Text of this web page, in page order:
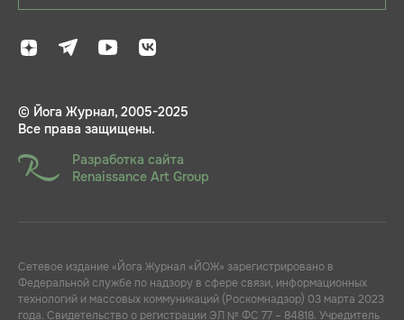
© Йога Журнал, 2005-2025
Все права защищены.
Разработка сайта
Renaissance Art Group
Сетевое издание «Йога Журнал «ЙОЖ» зарегистрировано в
Федеральной службе по надзору в сфере связи, информационных
технологий и массовых коммуникаций (Роскомнадзор) 03 марта 2023
года. Свидетельство о регистрации ЭЛ № ФС 77 – 84818. Учредитель